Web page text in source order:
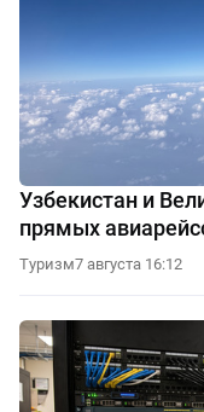
Узбекистан и
прямых
Туризм7 августа 16:12